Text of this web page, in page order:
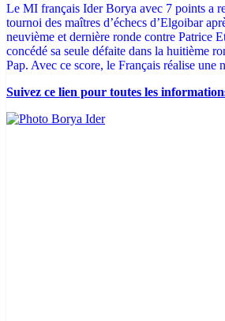
Le MI français Ider Borya avec 7 points a
tournoi des maîtres d’échecs d’Elgoibar
neuvième et dernière ronde contre Patrice
concédé sa seule défaite dans la huitième
Pap. Avec ce score, le Français réalise une
Suivez ce lien pour toutes les